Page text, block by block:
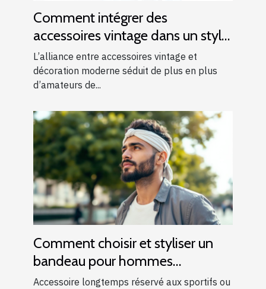
Comment intégrer des
accessoires vintage dans un style
moderne ?
L’alliance entre accessoires vintage et
décoration moderne séduit de plus en plus
d’amateurs de...
Comment choisir et styliser un
bandeau pour hommes
modernes ?
Accessoire longtemps réservé aux sportifs ou